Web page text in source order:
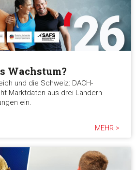
Wachstum?
und die Schweiz: DACH-
Marktdaten aus drei Ländern
ein.
MEHR >